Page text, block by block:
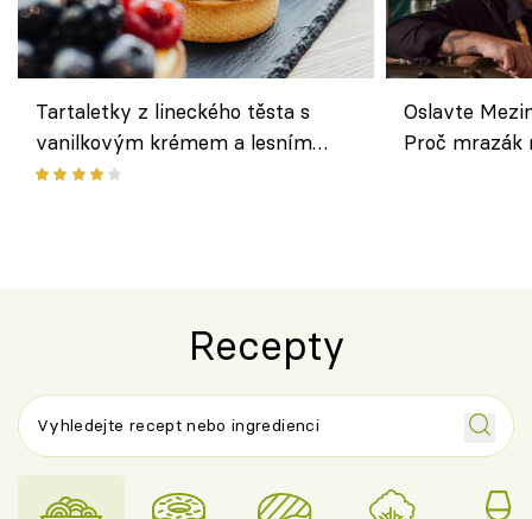
Tartaletky z lineckého těsta s
vanilkovým krémem a lesním
ovocem podle Bread Society
Oslavte
Proč
Recepty